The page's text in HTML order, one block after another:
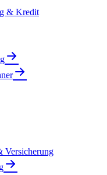
& Kredit
Versicherung